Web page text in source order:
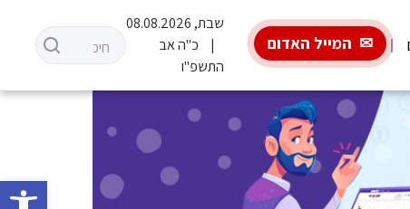
פתח
המייל האדום
שבת, 08.08.2026
כ"ה אב
התשפ"ו